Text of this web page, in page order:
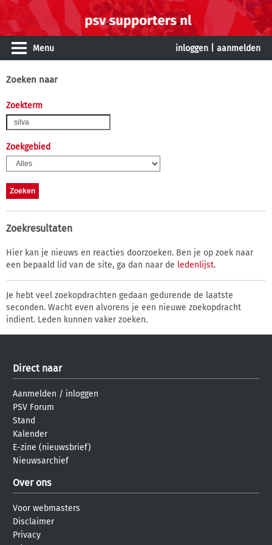
Menu inloggen aanmelden
Zoeken naar
Zoekterm
Zoekgebied
Zoekresultaten
Hier kan je nieuws en reacties doorzoeken. Ben je op zoek naar
een bepaald lid van de site, ga dan naar de ledenlijst.
Je hebt veel zoekopdrachten gedaan gedurende de laatste
seconden. Wacht even alvorens je een nieuwe zoekopdracht
indient. Leden kunnen vaker zoeken.
Direct naar
Aanmelden / inloggen
PSV Forum
Stand
Kalender
E-zine (nieuwsbrief)
Nieuwsarchief
Over ons
Voor webmasters
Disclaimer
Privacy